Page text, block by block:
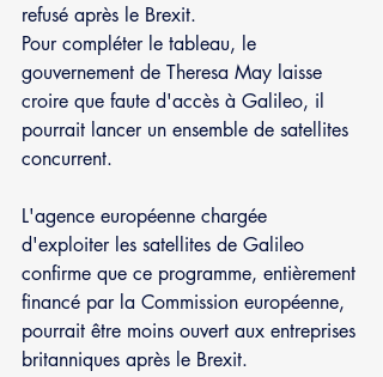
refusé après le Brexit.
Pour compléter le tableau, le
gouvernement de Theresa May laisse
croire que faute d'accès à Galileo, il
pourrait lancer un ensemble de satellites
concurrent.
L'agence européenne chargée
d'exploiter les satellites de Galileo
confirme que ce programme, entièrement
financé par la Commission européenne,
pourrait être moins ouvert aux entreprises
britanniques après le Brexit.